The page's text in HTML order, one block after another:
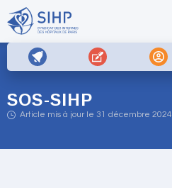
SOS-SIHP
Article mis à jour le 31 décembre 2024